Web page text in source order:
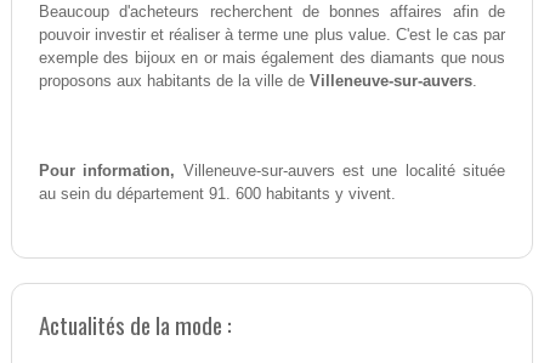
Beaucoup d'acheteurs recherchent de bonnes affaires afin de
pouvoir investir et réaliser à terme une plus value. C'est le cas par
exemple des bijoux en or mais également des diamants que nous
proposons aux habitants de la ville de Villeneuve-sur-auvers.
Pour information, Villeneuve-sur-auvers est une localité située
au sein du département 91. 600 habitants y vivent.
Actualités de la mode :